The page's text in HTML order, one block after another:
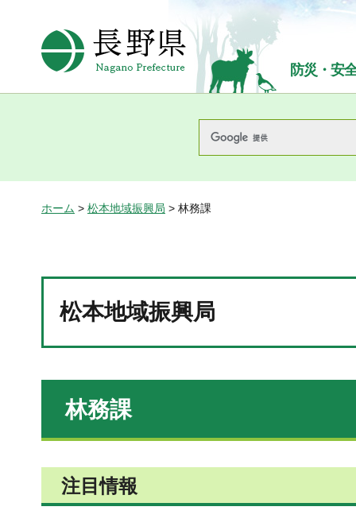
長野県Nagano Prefecture
防災・安
ホーム > 松本地域振興局 > 林務課
松本地域振興局
林務課
注目情報